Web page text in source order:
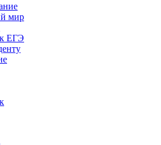
мир
ЕГЭ